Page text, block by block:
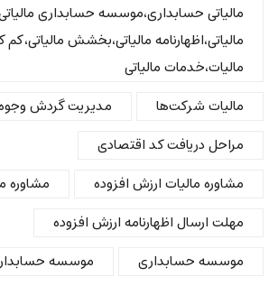
مالیاتی حسابداری،موسسه حسابداری
مالیاتی،اظهارنامه مالیاتی،بخشش
مالیات،خدمات مالیاتی
مالیات شرکت‌ها
مدیریت گردش
مراحل دریافت کد اقتصادی
مشاوره مالیات ارزش افزوده
مشاوره
مهلت ارسال اظهارنامه ارزش افزوده
موسسه حسابداری
موسسه